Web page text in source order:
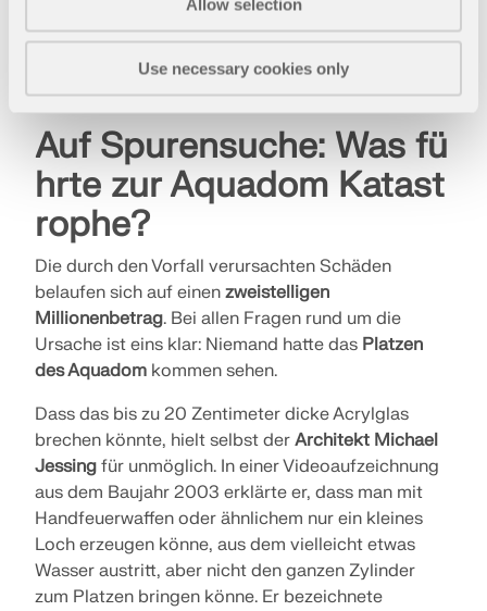
Allow selection
Use necessary cookies only
Auf Spurensuche: Was fü
hrte zur Aquadom Katast
rophe?
Die durch den Vorfall verursachten Schäden
belaufen sich auf einen zweistelligen
Millionenbetrag. Bei allen Fragen rund um die
Ursache ist eins klar: Niemand hatte das Platzen
des Aquadom kommen sehen.
Dass das bis zu 20 Zentimeter dicke Acrylglas
brechen könnte, hielt selbst der Architekt Michael
Jessing für unmöglich. In einer Videoaufzeichnung
aus dem Baujahr 2003 erklärte er, dass man mit
Handfeuerwaffen oder ähnlichem nur ein kleines
Loch erzeugen könne, aus dem vielleicht etwas
Wasser austritt, aber nicht den ganzen Zylinder
zum Platzen bringen könne. Er bezeichnete